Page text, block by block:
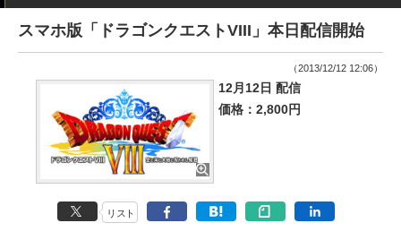
スマホ版「ドラゴンクエストVIII」本日配信開始
（2013/12/12 12:06）
12月12日 配信
価格：2,800円
リスト